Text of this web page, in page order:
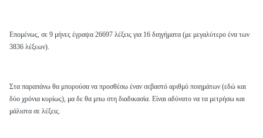
Επομένως, σε 9 μήνες έγραψα 26697 λέξεις για 16 διηγήματα (με μεγαλύτερο ένα των
3836 λέξεων).
Στα παραπάνω θα μπορούσα να προσθέσω έναν σεβαστό αριθμό ποιημάτων (εδώ και
δύο χρόνια κυρίως), μα δε θα μπω στη διαδικασία. Είναι αδύνατο να τα μετρήσω και
μάλιστα σε λέξεις.